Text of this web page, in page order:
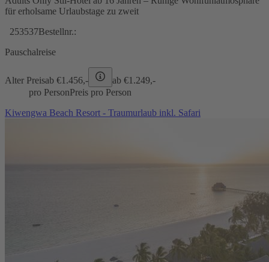
für erholsame Urlaubstage zu zweit
253537Bestellnr.:
Pauschalreise
Alter Preisab €1.456,- ab €1.249,-
pro PersonPreis pro Person
Kiwengwa Beach Resort - Traumurlaub inkl. Safari